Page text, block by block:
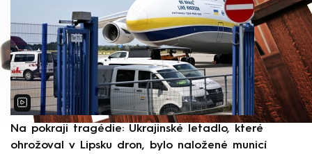
Na pokraji tragédie: Ukrajinské letadlo, které
ohrožoval v Lipsku dron, bylo naložené municí